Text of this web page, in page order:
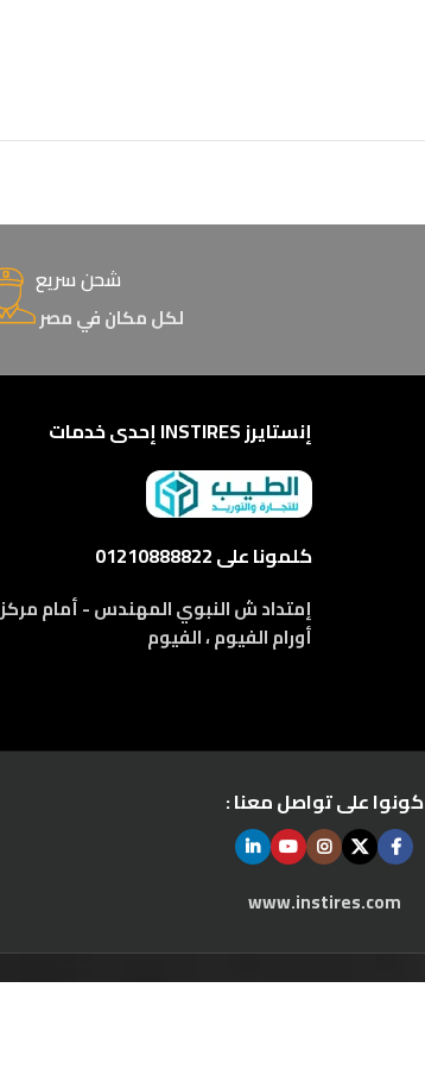
شحن سريع
لكل مكان في مصر
إنستايرز INSTIRES إحدى خدمات
كلمونا على 01210888822
إمتداد ش النبوي المهندس - أمام مركز
أورام الفيوم ، الفيوم
كونوا على تواصل معنا :
www.instires.com